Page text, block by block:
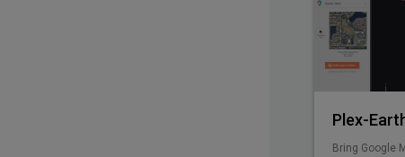
Plex-
Bring Google